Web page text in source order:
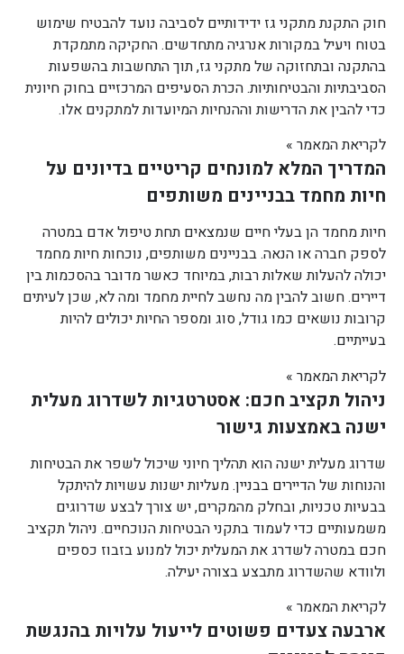
חוק התקנת מתקני גז ידידותיים לסביבה נועד להבטיח שימוש
בטוח ויעיל במקורות אנרגיה מתחדשים. החקיקה מתמקדת
בהתקנה ובתחזוקה של מתקני גז, תוך התחשבות בהשפעות
הסביבתיות והבטיחותיות. הכרת הסעיפים המרכזיים בחוק חיונית
כדי להבין את הדרישות וההנחיות המיועדות למתקנים אלו.
לקריאת המאמר »
המדריך המלא למונחים קריטיים בדיונים על
חיות מחמד בבניינים משותפים
חיות מחמד הן בעלי חיים שנמצאים תחת טיפול אדם במטרה
לספק חברה או הנאה. בבניינים משותפים, נוכחות חיות מחמד
יכולה להעלות שאלות רבות, במיוחד כאשר מדובר בהסכמות בין
דיירים. חשוב להבין מה נחשב לחיית מחמד ומה לא, שכן לעיתים
קרובות נושאים כמו גודל, סוג ומספר החיות יכולים להיות
בעייתיים.
לקריאת המאמר »
ניהול תקציב חכם: אסטרטגיות לשדרוג מעלית
ישנה באמצעות גישור
שדרוג מעלית ישנה הוא תהליך חיוני שיכול לשפר את הבטיחות
והנוחות של הדיירים בבניין. מעליות ישנות עשויות להיתקל
בבעיות טכניות, ובחלק מהמקרים, יש צורך לבצע שדרוגים
משמעותיים כדי לעמוד בתקני הבטיחות הנוכחיים. ניהול תקציב
חכם במטרה לשדרג את המעלית יכול למנוע בזבוז כספים
ולוודא שהשדרוג מתבצע בצורה יעילה.
לקריאת המאמר »
ארבעה צעדים פשוטים לייעול עלויות בהנגשת